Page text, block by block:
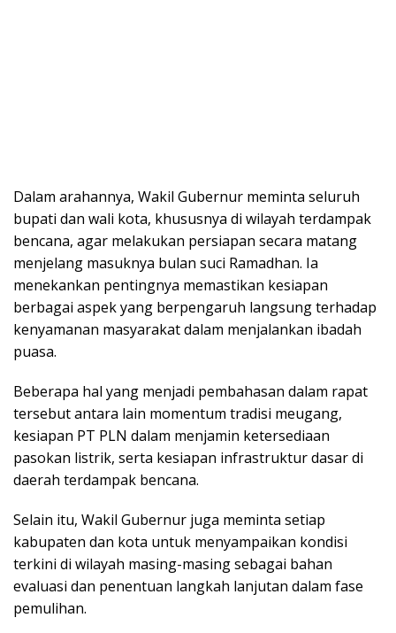
Dalam arahannya, Wakil Gubernur meminta seluruh
bupati dan wali kota, khususnya di wilayah terdampak
bencana, agar melakukan persiapan secara matang
menjelang masuknya bulan suci Ramadhan. Ia
menekankan pentingnya memastikan kesiapan
berbagai aspek yang berpengaruh langsung terhadap
kenyamanan masyarakat dalam menjalankan ibadah
puasa.
Beberapa hal yang menjadi pembahasan dalam rapat
tersebut antara lain momentum tradisi meugang,
kesiapan PT PLN dalam menjamin ketersediaan
pasokan listrik, serta kesiapan infrastruktur dasar di
daerah terdampak bencana.
Selain itu, Wakil Gubernur juga meminta setiap
kabupaten dan kota untuk menyampaikan kondisi
terkini di wilayah masing-masing sebagai bahan
evaluasi dan penentuan langkah lanjutan dalam fase
pemulihan.